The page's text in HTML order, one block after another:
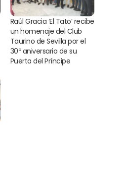
Raúl Gracia ‘El Tato’ recibe
un homenaje del Club
Taurino de Sevilla por el
30º aniversario de su
Puerta del Príncipe